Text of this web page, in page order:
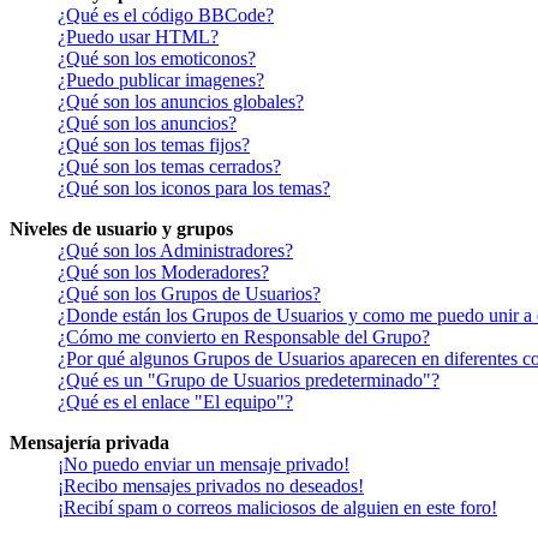
¿Qué es el código BBCode?
¿Puedo usar HTML?
¿Qué son los emoticonos?
¿Puedo publicar imagenes?
¿Qué son los anuncios globales?
¿Qué son los anuncios?
¿Qué son los temas fijos?
¿Qué son los temas cerrados?
¿Qué son los iconos para los temas?
Niveles de usuario y grupos
¿Qué son los Administradores?
¿Qué son los Moderadores?
¿Qué son los Grupos de Usuarios?
¿Donde están los Grupos de Usuarios y como me puedo unir a
¿Cómo me convierto en Responsable del Grupo?
¿Por qué algunos Grupos de Usuarios aparecen en diferentes
¿Qué es un "Grupo de Usuarios predeterminado"?
¿Qué es el enlace "El equipo"?
Mensajería privada
¡No puedo enviar un mensaje privado!
¡Recibo mensajes privados no deseados!
¡Recibí spam o correos maliciosos de alguien en este foro!